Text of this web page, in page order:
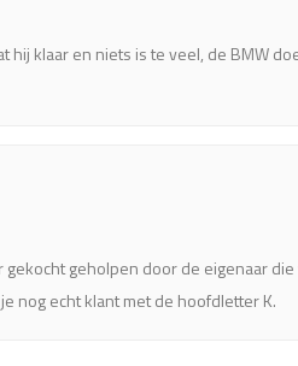
hij klaar en niets is te veel, de BMW
geholpen door de eigenaar
nog echt klant met de hoofdletter K.